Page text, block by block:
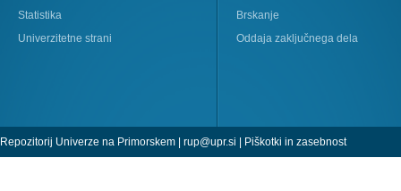
Statistika
Univerzitetne strani
Brskanje
Oddaja zaključnega dela
Repozitorij Univerze na Primorskem | rup@upr.si | Piškotki in zasebnost